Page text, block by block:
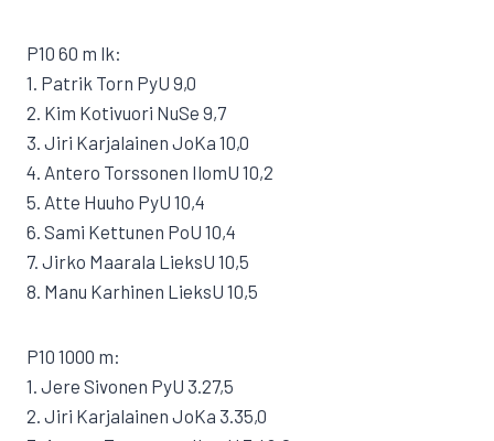
P10 60 m lk:
1. Patrik Torn PyU 9,0
2. Kim Kotivuori NuSe 9,7
3. Jiri Karjalainen JoKa 10,0
4. Antero Torssonen IlomU 10,2
5. Atte Huuho PyU 10,4
6. Sami Kettunen PoU 10,4
7. Jirko Maarala LieksU 10,5
8. Manu Karhinen LieksU 10,5
P10 1000 m:
1. Jere Sivonen PyU 3.27,5
2. Jiri Karjalainen JoKa 3.35,0